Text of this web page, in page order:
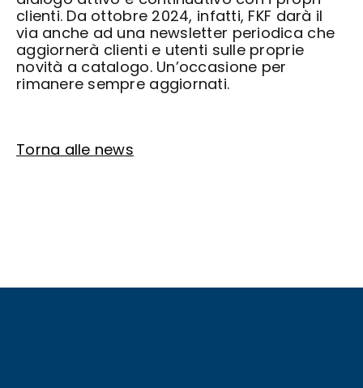
clienti. Da ottobre 2024, infatti, FKF darà il
via anche ad una newsletter periodica che
aggiornerà clienti e utenti sulle proprie
novità a catalogo. Un’occasione per
rimanere sempre aggiornati.
Torna alle news